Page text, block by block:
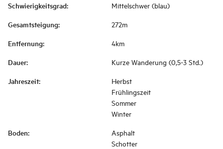
Schwierigkeitsgrad: Mittelschwer (blau)
Gesamtsteigung: 272m
Entfernung: 4km
Dauer: Kurze Wanderung (0,5-3 Std.)
Jahreszeit:
Herbst
Frühlingszeit
Sommer
Winter
Boden:
Asphalt
Schotter